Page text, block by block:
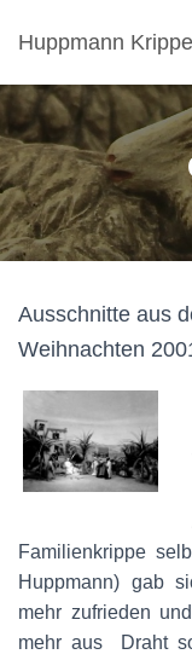
Huppmann
Ausschnitte aus
Weihnachten
Familienkrippe
Huppmann) gab
mehr zufrieden
mehr aus Draht